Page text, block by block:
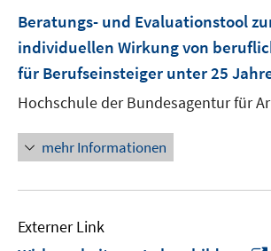
Beratungs- und Evaluationstool
individuellen Wirkung von
für Berufseinsteiger unter 25
Hochschule der Bundesagentur für
mehr Informationen
Externer Link